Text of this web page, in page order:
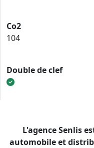
Co2
104
Double de clef
L'agence Senlis
automobile et